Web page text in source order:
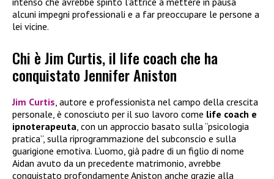
alcuni impegni professionali e a far preoccupare le persone a
lei vicine.
Chi è Jim Curtis, il life coach che ha
conquistato Jennifer Aniston
Jim Curtis , autore e professionista nel campo della crescita
personale, è conosciuto per il suo lavoro come life coach e
ipnoterapeuta , con un approccio basato sulla “psicologia
pratica”, sulla riprogrammazione del subconscio e sulla
guarigione emotiva. L’uomo, già padre di un figlio di nome
Aidan avuto da un precedente matrimonio, avrebbe
conquistato profondamente Aniston anche grazie alla